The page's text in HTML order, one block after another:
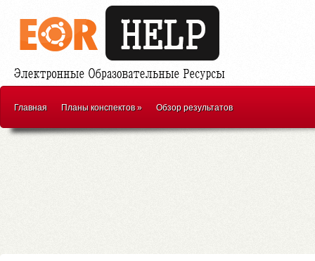
Главная Планы конспектов» Обзор результатов